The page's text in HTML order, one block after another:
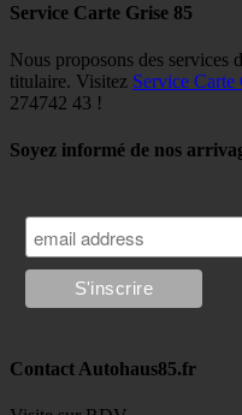
Service Carte Grise 85
Nous proposons des services
titulaire. Visitez Service Carte
274742 43 !
Soyez informé de nos
Contact Autohaus85.fr